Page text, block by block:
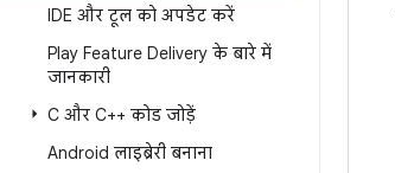
IDE और टूल को अपडेट करें
Play Feature Delivery के बारे में
जानकारी
C और C++ कोड जोड़ें
Android लाइब्रेरी बनाना